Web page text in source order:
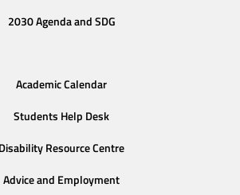
2030 Agenda and SDG
Academic Calendar
Students Help Desk
Disability Resource Centre
Advice and Employment